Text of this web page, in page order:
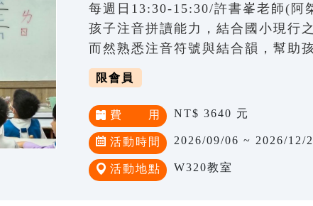
每週日13:30-15:30/許書峯老師(阿
孩子注音拼讀能力，結合國小現行
而然熟悉注音符號與結合韻，幫助
限會員
費 用 NT$ 3640 元
活動時間 2026/09/06 ~ 2026/12/
活動地點 W320教室